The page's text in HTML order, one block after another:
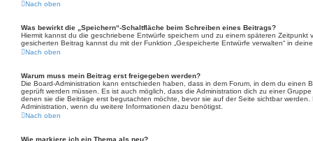
Nach oben
Was bewirkt die „Speichern“-Schaltfläche beim Schreiben eines Beitrags?
Hiermit kannst du die geschriebene Entwürfe speichern und zu einem späteren Zeitpunkt
gesicherten Beitrag kannst du mit der Funktion „Gespeicherte Entwürfe verwalten“ in
Nach oben
Warum muss mein Beitrag erst freigegeben werden?
Die Board-Administration kann entschieden haben, dass in dem Forum, in dem du einen
geprüft werden müssen. Es ist auch möglich, dass die Administration dich zu einer
denen sie die Beiträge erst begutachten möchte, bevor sie auf der Seite sichtbar werden.
Administration, wenn du weitere Informationen dazu benötigst.
Nach oben